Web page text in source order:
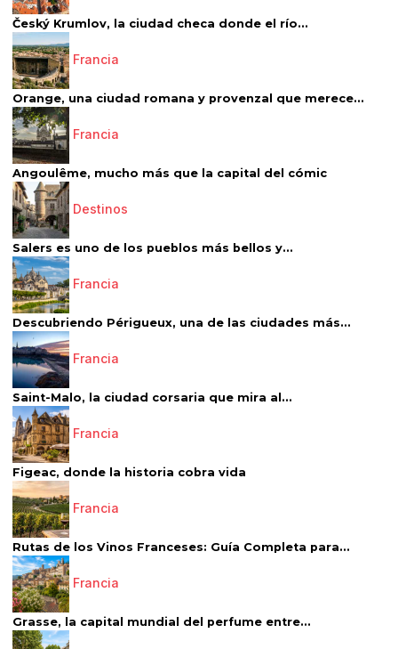
Český Krumlov, la ciudad checa donde el río...
Francia
Orange, una ciudad romana y provenzal que merece...
Francia
Angoulême, mucho más que la capital del cómic
Destinos
Salers es uno de los pueblos más bellos y...
Francia
Descubriendo Périgueux, una de las ciudades más...
Francia
Saint-Malo, la ciudad corsaria que mira al...
Francia
Figeac, donde la historia cobra vida
Francia
Rutas de los Vinos Franceses: Guía Completa para...
Francia
Grasse, la capital mundial del perfume entre...